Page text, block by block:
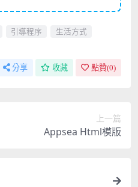
引導程序
生活方式
分享 收藏 點贊(0)
上一篇
Appsea Html模版